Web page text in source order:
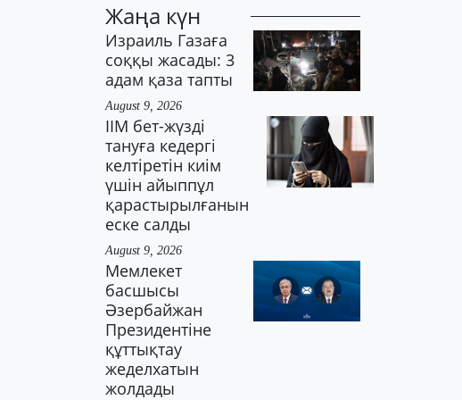
Жаңа күн
Израиль Газаға
соққы жасады: 3
адам қаза тапты
August 9, 2026
ІІМ бет-жүзді
тануға кедергі
келтіретін киім
үшін айыппұл
қарастырылғанын
еске салды
August 9, 2026
Мемлекет
басшысы
Әзербайжан
Президентіне
құттықтау
жеделхатын
жолдады